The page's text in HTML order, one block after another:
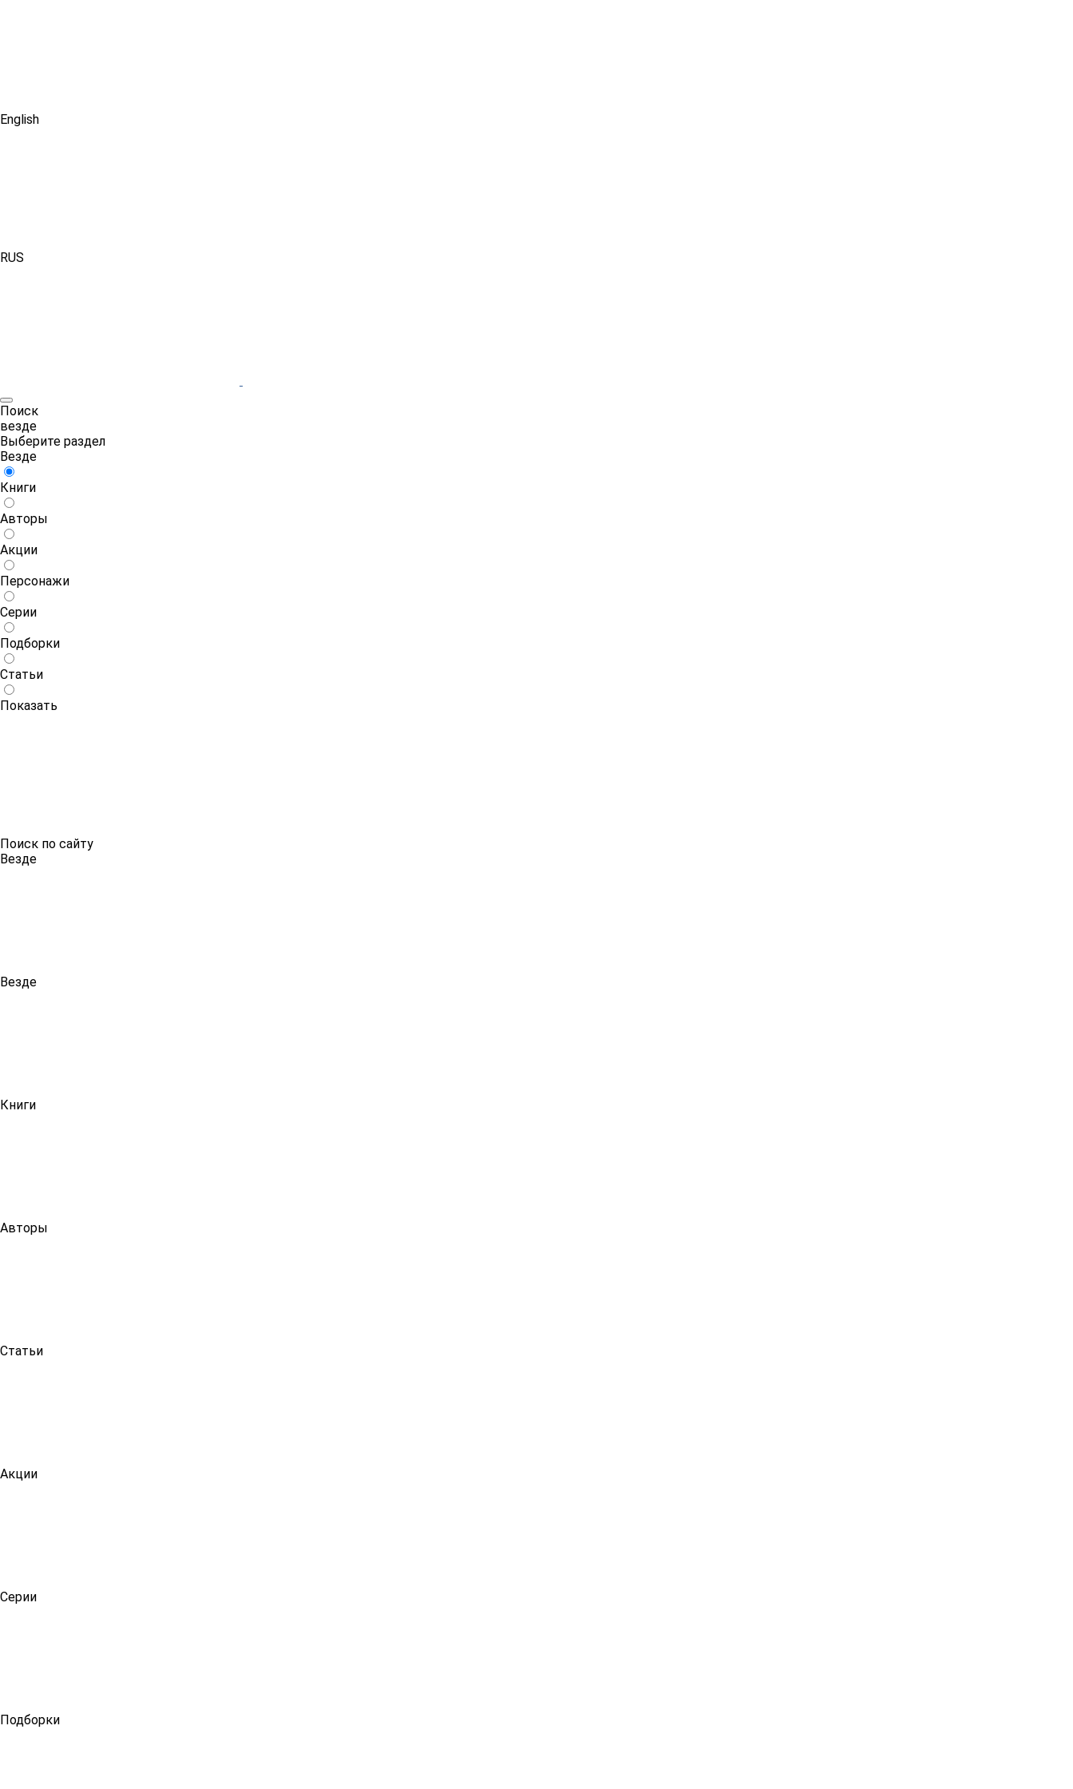
English
RUS
Поиск
везде
Выберите раздел
Везде
Книги
Авторы
Акции
Персонажи
Серии
Подборки
Статьи
Показать
Поиск по сайту
Везде
Везде
Книги
Авторы
Статьи
Акции
Серии
Подборки